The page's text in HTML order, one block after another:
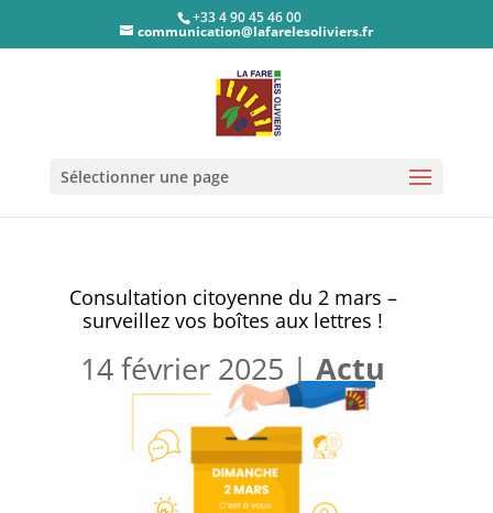
+33 4 90 45 46 00
communication@lafarelesoliviers.fr
Sélectionner une page
Consultation citoyenne du 2 mars –
surveillez vos boîtes aux lettres !
14 février 2025 |Actu